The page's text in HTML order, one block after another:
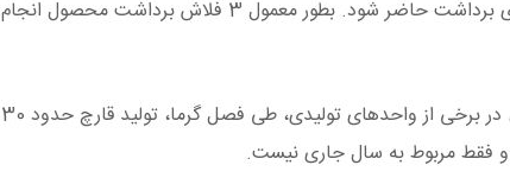
پر کردن سالن با کمپوست، تقریبا 35 روز زمان لازم است تا محصول برای برداشت حاضر شود. بطور معمول 3 فلاش برداشت محصول انجام
وی افزود:به دلیل عدم برخورداری و استفاده از تجهیزات سرمایشی مدرن در برخی از واحدهای تولیدی، طی فصل گرما، تولید قارچ حدود 30